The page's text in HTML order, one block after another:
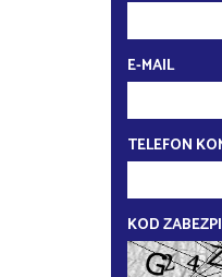
E-MAIL
TELEFON
KOD